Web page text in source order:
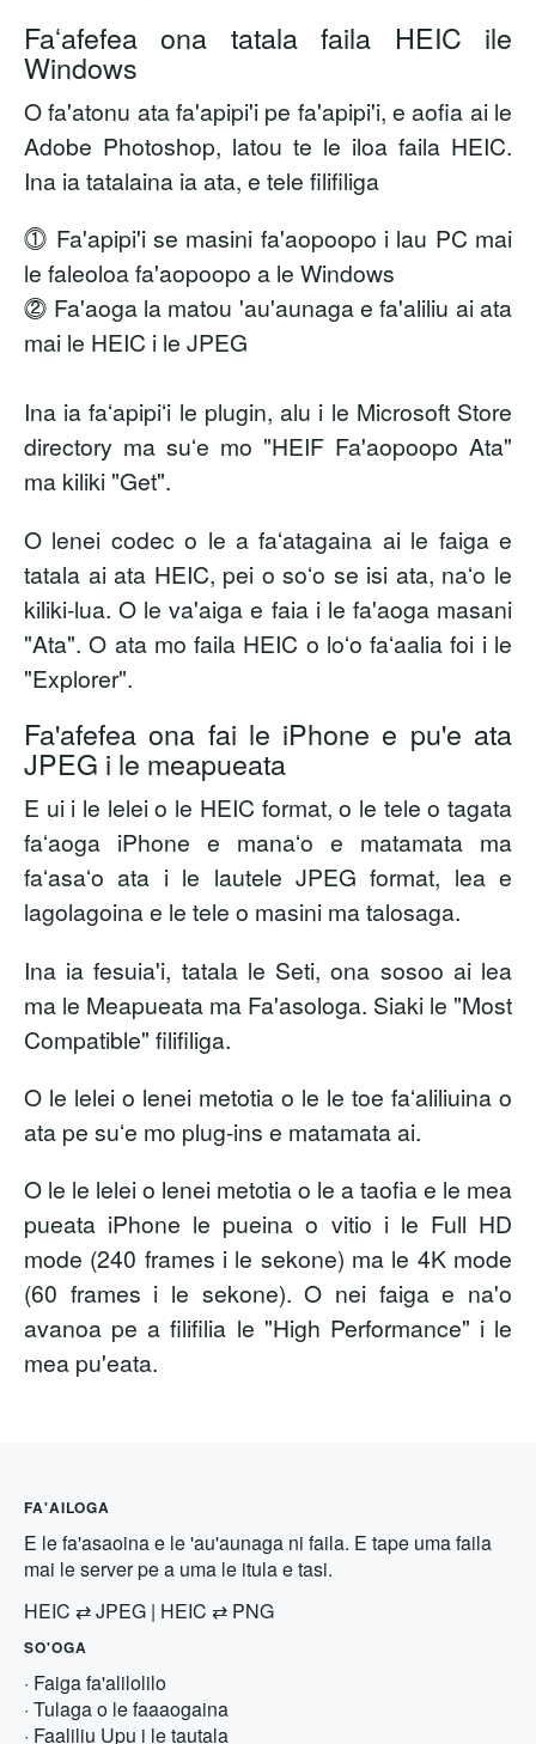
Faʻafefea ona tatala faila HEIC ile
Windows
O fa'atonu ata fa'apipi'i pe fa'apipi'i, e aofia ai le
Adobe Photoshop, latou te le iloa faila HEIC.
Ina ia tatalaina ia ata, e tele filifiliga
⓵ Fa'apipi'i se masini fa'aopoopo i lau PC mai
le faleoloa fa'aopoopo a le Windows
⓶ Fa'aoga la matou 'au'aunaga e fa'aliliu ai ata
mai le HEIC i le JPEG
Ina ia faʻapipiʻi le plugin, alu i le Microsoft Store
directory ma suʻe mo "HEIF Fa'aopoopo Ata"
ma kiliki "Get".
O lenei codec o le a faʻatagaina ai le faiga e
tatala ai ata HEIC, pei o soʻo se isi ata, naʻo le
kiliki-lua. O le va'aiga e faia i le fa'aoga masani
"Ata". O ata mo faila HEIC o loʻo faʻaalia foi i le
"Explorer".
Fa'afefea ona fai le iPhone e pu'e ata
JPEG i le meapueata
E ui i le lelei o le HEIC format, o le tele o tagata
faʻaoga iPhone e manaʻo e matamata ma
faʻasaʻo ata i le lautele JPEG format, lea e
lagolagoina e le tele o masini ma talosaga.
Ina ia fesuia'i, tatala le Seti, ona sosoo ai lea
ma le Meapueata ma Fa'asologa. Siaki le "Most
Compatible" filifiliga.
O le lelei o lenei metotia o le le toe faʻaliliuina o
ata pe suʻe mo plug-ins e matamata ai.
O le le lelei o lenei metotia o le a taofia e le mea
pueata iPhone le pueina o vitio i le Full HD
mode (240 frames i le sekone) ma le 4K mode
(60 frames i le sekone). O nei faiga e na'o
avanoa pe a filifilia le "High Performance" i le
mea pu'eata.
FA'AILOGA
E le fa'asaoina e le 'au'aunaga ni faila. E tape uma faila
mai le server pe a uma le itula e tasi.
HEIC ⇄JPEG | HEIC ⇄ PNG
SO'OGA
· Faiga fa'alilolilo
· Tulaga o le faaaogaina
· Faaliliu Upu i le tautala